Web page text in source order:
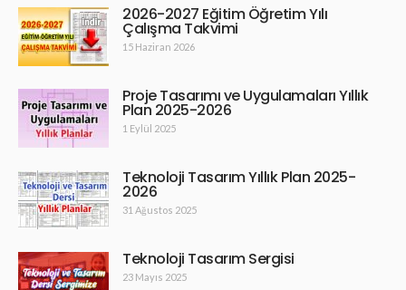
2026-2027 Eğitim Öğretim Yılı
Çalışma Takvimi
15 Haziran 2026
Proje Tasarımı ve Uygulamaları Yıllık
Plan 2025-2026
1 Eylül 2025
Teknoloji Tasarım Yıllık Plan 2025-
2026
31 Ağustos 2025
Teknoloji Tasarım Sergisi
23 Mayıs 2025